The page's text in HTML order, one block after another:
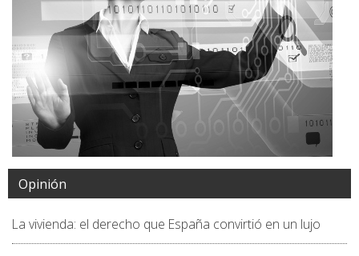
Opinión
La vivienda: el derecho que España convirtió en un lujo